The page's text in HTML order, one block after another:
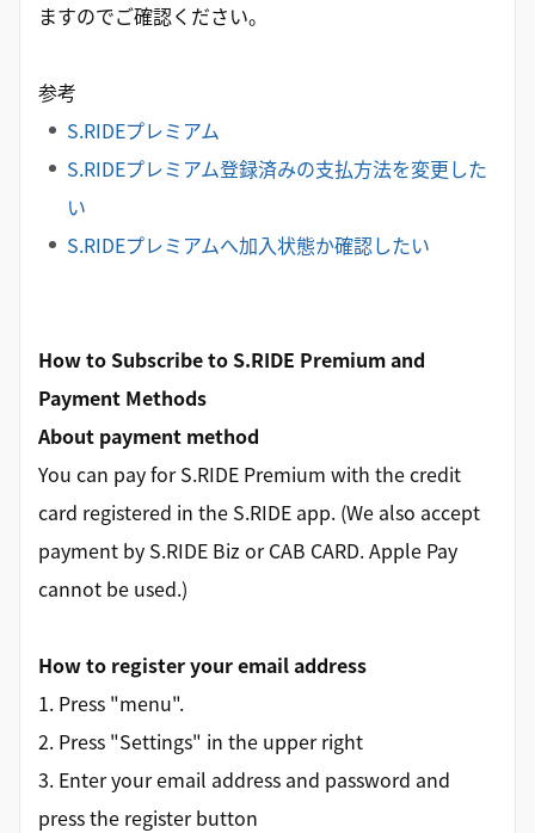
ますのでご確認ください。
参考
S.RIDEプレミアム
S.RIDEプレミアム登録済みの支払方法を変更した
い
S.RIDEプレミアムへ加入状態か確認したい
How to Subscribe to S.RIDE Premium and
Payment Methods
About payment method
You can pay for S.RIDE Premium with the credit
card registered in the S.RIDE app. (We also accept
payment by S.RIDE Biz or CAB CARD. Apple Pay
cannot be used.)
How to register your email address
1. Press "menu".
2. Press "Settings" in the upper right
3. Enter your email address and password and
press the register button